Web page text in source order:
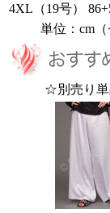
4XL（19号）
単位：cm（
☆別売り単